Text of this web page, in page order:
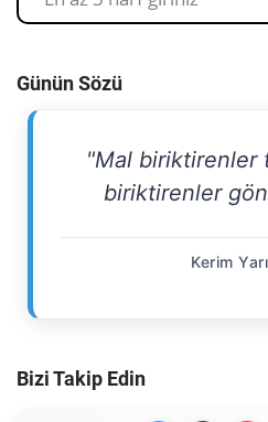
Günün Sözü
"Mal biriktirenler
biriktirenler
Kerim
Bizi Takip Edin